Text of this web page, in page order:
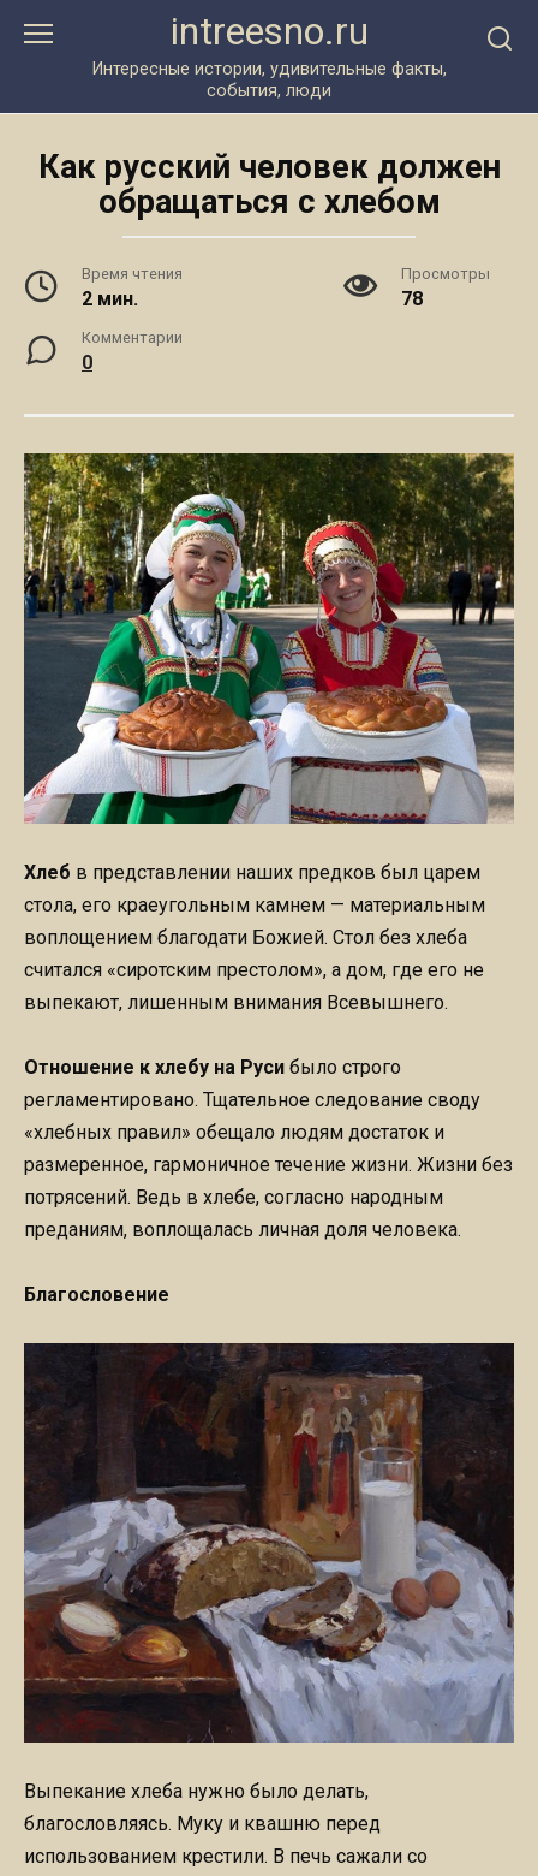
intreesno.ru
Интересные истории, удивительные факты,
события, люди
Как русский человек должен
обращаться с хлебом
Время чтения
2 мин.
Просмотры
78
Комментарии
0
Хлеб в представлении наших предков был царем
стола, его краеугольным камнем — материальным
воплощением благодати Божией. Стол без хлеба
считался «сиротским престолом», а дом, где его не
выпекают, лишенным внимания Всевышнего.
Отношение к хлебу на Руси было строго
регламентировано. Тщательное следование своду
«хлебных правил» обещало людям достаток и
размеренное, гармоничное течение жизни. Жизни без
потрясений. Ведь в хлебе, согласно народным
преданиям, воплощалась личная доля человека.
Благословение
Выпекание хлеба нужно было делать,
благословляясь. Муку и квашню перед
использованием крестили. В печь сажали со